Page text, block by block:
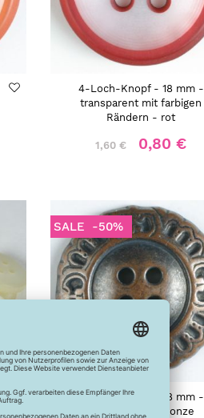
4-Loch-Knopf - 18 mm -
transparent mit farbigen
Rändern - rot
1,60 € 0,80 €
SALE -50%
4-Loch-Knopf - 18 mm -
Metallknopf - bronze